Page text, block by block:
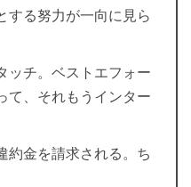
する努力が一向に見ら
ッチ。ベストエフォー
て、それもうインター
約金を請求される。ち